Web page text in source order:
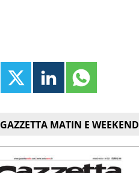
GAZZETTA MATIN E WEEKEND